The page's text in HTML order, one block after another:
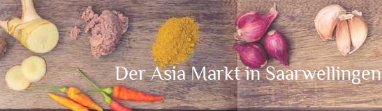
Der Asia Markt in Saarwellingen